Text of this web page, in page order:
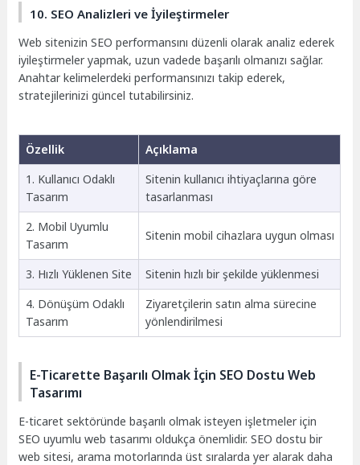
10. SEO Analizleri ve İyileştirmeler
Web sitenizin SEO performansını düzenli olarak analiz ederek
iyileştirmeler yapmak, uzun vadede başarılı olmanızı sağlar.
Anahtar kelimelerdeki performansınızı takip ederek,
stratejilerinizi güncel tutabilirsiniz.
Özellik
Açıklama
1. Kullanıcı Odaklı
Tasarım
Sitenin kullanıcı ihtiyaçlarına göre
tasarlanması
2. Mobil Uyumlu
Tasarım
Sitenin mobil cihazlara uygun olması
3. Hızlı Yüklenen Site
Sitenin hızlı bir şekilde yüklenmesi
4. Dönüşüm Odaklı
Tasarım
Ziyaretçilerin satın alma sürecine
yönlendirilmesi
E-Ticarette Başarılı Olmak İçin SEO Dostu Web
Tasarımı
E-ticaret sektöründe başarılı olmak isteyen işletmeler için
SEO uyumlu web tasarımı oldukça önemlidir. SEO dostu bir
web sitesi, arama motorlarında üst sıralarda yer alarak daha